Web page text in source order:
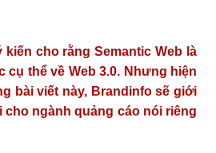
cho rằng Semantic Web là
thể về Web 3.0. Nhưng hiện
bài viết này, Brandinfo sẽ giới
cho ngành quảng cáo nói riêng